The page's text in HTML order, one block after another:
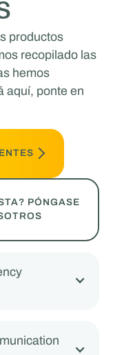
productos
recopilado las
hemos
aquí, ponte en
PÓNGASE